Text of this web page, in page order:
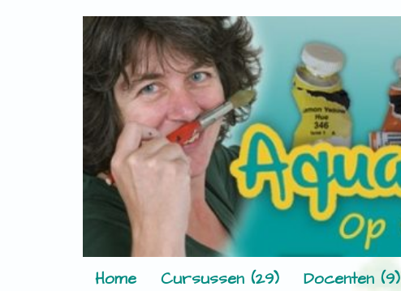
Home Cursussen (29) Docenten (9)